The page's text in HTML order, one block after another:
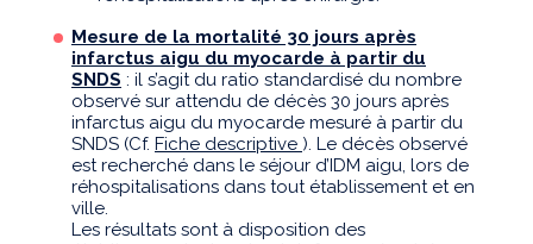
Mesure de la mortalité 30 jours après
infarctus aigu du myocarde à partir du
SNDS : il s’agit du ratio standardisé du nombre
observé sur attendu de décès 30 jours après
infarctus aigu du myocarde mesuré à partir du
SNDS (Cf. Fiche descriptive ). Le décès observé
est recherché dans le séjour d’IDM aigu, lors de
réhospitalisations dans tout établissement et en
ville.
Les résultats sont à disposition des